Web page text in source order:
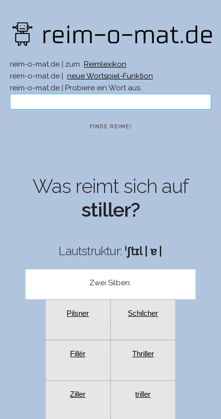
reim-o-mat.de | zum
Reimlexikon
reim-o-mat.de |
neue Wortspiel-Funktion
reim-o-mat.de | Probiere ein Wort aus:
Was reimt sich auf
stiller?
Lautstruktur: ˈʃtɪl | ɐ |
Zwei Silben:
Pilsner Schilcher
Fillér Thriller
Ziller triller